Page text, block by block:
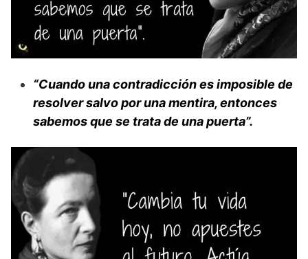
“Cuando una contradicción es imposible de
resolver salvo por una mentira, entonces
sabemos que se trata de una puerta”.